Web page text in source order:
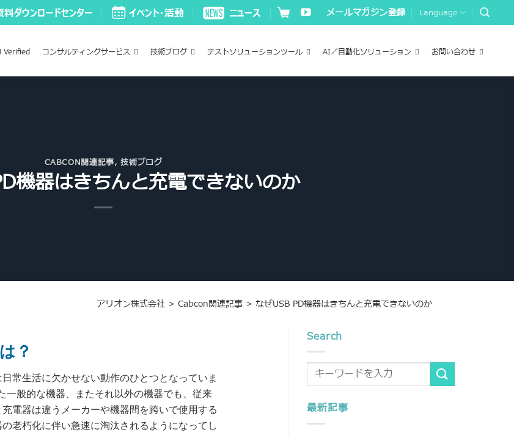
メールマガジン登録 Language
Verified コンサルティングサービス 技術ブログ テストソリューションツール AI／自動化ソリューション お問い合わせ
CABCON関連記事,技術ブログ
機器はきちんと充電できないのか
アリオン株式会社> Cabcon関連記事> なぜUSB PD機器はきちんと充電できないのか
？
常生活に欠かせない動作のひとつとなっていま
般的な機器、またそれ以外の機器でも、従来
電器は違うメーカーや機器間を跨いで使用する
老朽化に伴い急速に淘汰されるようになってし
Search
最新記事